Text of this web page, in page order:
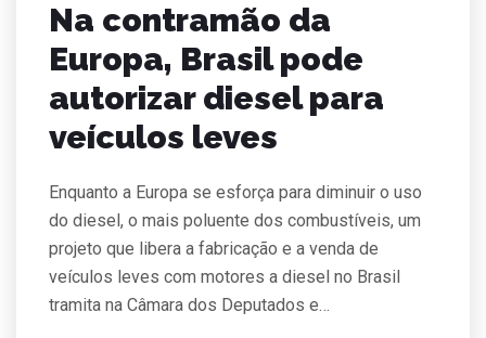
Na contramão da
Europa, Brasil pode
autorizar diesel para
veículos leves
Enquanto a Europa se esforça para diminuir o uso
do diesel, o mais poluente dos combustíveis, um
projeto que libera a fabricação e a venda de
veículos leves com motores a diesel no Brasil
tramita na Câmara dos Deputados e…